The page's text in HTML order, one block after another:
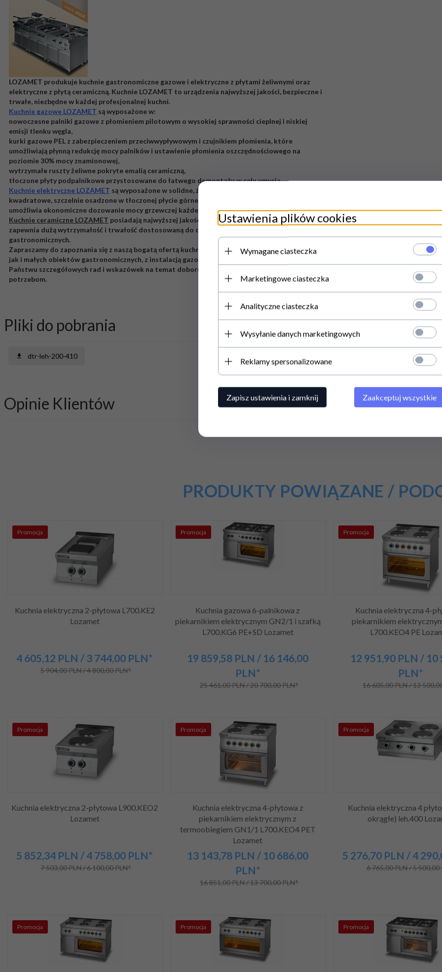
LOZAMET produkuje kuchnie gastronomiczne gazowe i elektryczne z płytami żeliwnymi oraz
elektryczne z płytą ceramiczną. Kuchnie LOZAMET to urządzenia najwyższej jakości, bezpieczne i
trwałe, niezbędne w każdej profesjonalnej kuchni.
Kuchnie gazowe LOZAMET są wyposażone w:
nowoczesne palniki gazowe z płomieniem pilotowym o wysokiej sprawności cieplnej i niskiej
emisji tlenku węgla,
kurki gazowe PEL z zabezpieczeniem przeciwwypływowym i czujnikiem płomienia, które
umożliwiają płynną redukcję mocy palników i ustawienie płomienia oszczędnościowego na
poziomie 30% mocy znamionowej,
wytrzymałe ruszty żeliwne pokryte emalią ceramiczną,
tłoczone płyty podpalnikowe przystosowane do łatwego demontażu w celu umycia.
Kuchnie elektryczne LOZAMET są wyposażone w solidne, żeliwne płyty do gotowania okrągłe lub
kwadratowe, szczelnie osadzone w tłoczonej płycie górnej. Sześciostopniowa regulacja
umożliwia ekonomiczne dozowanie mocy grzewczej każdej płyty.
Kuchnie ceramiczne LOZAMET posiadają najwyższej jakości płytę CERAN o grubości 6 mm, która
zapewnia dużą wytrzymałość i trwałość dostosowaną do działania w profesjonalnych kuchniach
gastronomicznych.
Zapraszamy do zapoznania się z naszą bogatą ofertą kuchni przeznaczonych zarówno do dużych
jak i małych obiektów gastronomicznych, z instalacją gazową lub elektryczną. Chętnie udzielimy
Państwu szczegółowych rad i wskazówek na temat doboru urządzeń odpowiadających Państwa
potrzebom.
Pliki do pobrania
dtr-leh-200-410
Opinie Klientów
PRODUKTY POWIĄZANE /
Promocja
Kuchnia elektryczna 2-płytowa L700.KE2
Lozamet
4 605,12 PLN/ 3 744,00 PLN*
5 904,00 PLN / 4 800,00 PLN*
Promocja
Kuchnia gazowa 6-palnikowa z
piekarnikiem elektrycznym GN2/1 i szafką
L700.KG6 PE+SD Lozamet
19 859,58 PLN/ 16 146,00
PLN*
25 461,00 PLN / 20 700,00 PLN*
Promocja
Kuchnia elektryczna 4-
piekarnikiem
L700.KEO4 PE
12 951,90PLN / 10
PLN*
16 605,00 PLN / 13
Promocja
Kuchnia elektryczna 2-płytowa L900.KEO2
Lozamet
5 852,34 PLN/ 4 758,00 PLN*
7 503,00 PLN / 6 100,00 PLN*
Promocja
Kuchnia elektryczna 4-płytowa z
piekarnikiem elektrycznym z
termoobiegiem GN1/1 L700.KEO4 PET
Lozamet
13 143,78 PLN/ 10 686,00
PLN*
16 851,00 PLN / 13 700,00 PLN*
Promocja
Kuchnia elektryczna 4
okrągłe) leh.400
5 276,70 PLN/ 4
6 765,00 PLN / 5 500,00
Promocja Promocja Promocja
Ustawienia plików cookies
Wymagane ciasteczka
Marketingowe ciasteczka
Analityczne ciasteczka
Wysyłanie danych marketingowych
Reklamy spersonalizowane
Zapisz ustawienia i zamknij Zaakceptuj wszystkie